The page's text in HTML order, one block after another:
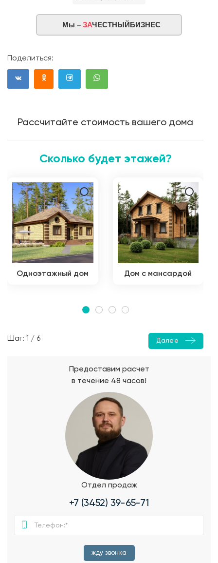
Мы – ЗАЧЕСТНЫЙБИЗНЕС
Поделиться:
Рассчитайте стоимость вашего дома
Сколько будет этажей?
Одноэтажный дом Дом с мансардой
Шаг: 1 / 6 Далее
Предоставим расчет
в течение 48 часов!
Отдел продаж
+7 (3452) 39-65-71
жду звонка